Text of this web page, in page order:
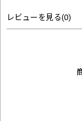
レビューを見る(0)